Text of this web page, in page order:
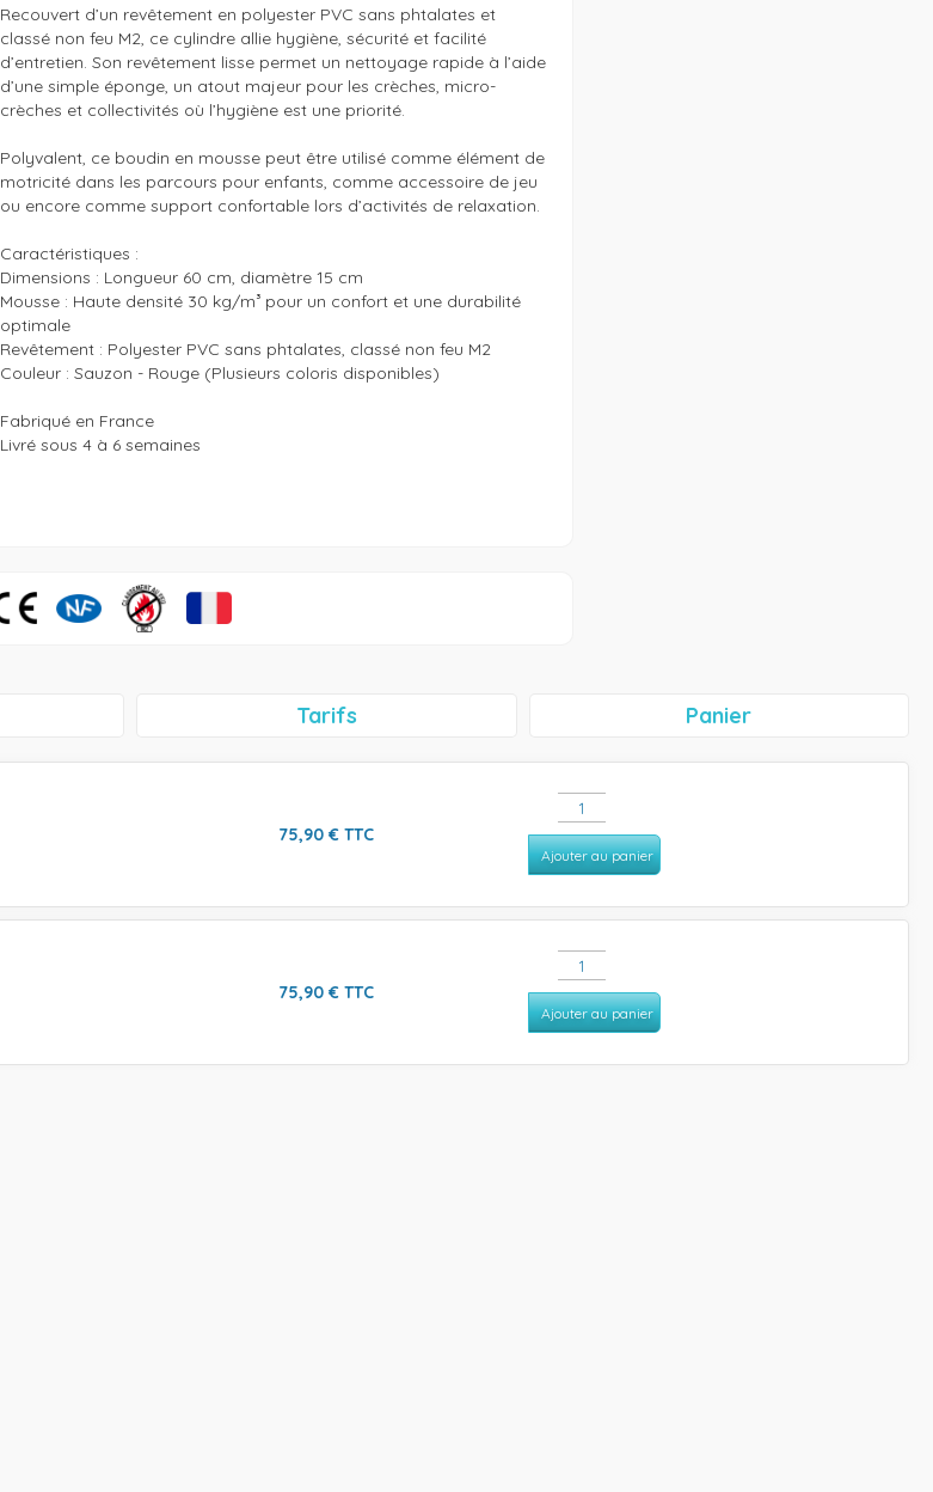
Recouvert d’un revêtement en polyester PVC sans phtalates et
classé non feu M2, ce cylindre allie hygiène, sécurité et facilité
d’entretien. Son revêtement lisse permet un nettoyage rapide à l’aide
d’une simple éponge, un atout majeur pour les crèches, micro-
crèches et collectivités où l’hygiène est une priorité.
Polyvalent, ce boudin en mousse peut être utilisé comme élément de
motricité dans les parcours pour enfants, comme accessoire de jeu
ou encore comme support confortable lors d’activités de relaxation.
Caractéristiques :
Dimensions : Longueur 60 cm, diamètre 15 cm
Mousse : Haute densité 30 kg/m³ pour un confort et une durabilité
optimale
Revêtement : Polyester PVC sans phtalates, classé non feu M2
Couleur : Sauzon - Rouge (Plusieurs coloris disponibles)
Fabriqué en France
Livré sous 4 à 6 semaines
Tarifs Panier
75,90 € TTC
Ajouter au panier
75,90 € TTC
Ajouter au panier